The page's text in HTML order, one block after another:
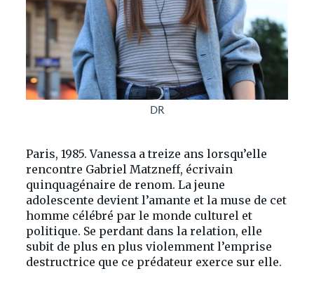
DR
Paris, 1985. Vanessa a treize ans lorsqu’elle
rencontre Gabriel Matzneff, écrivain
quinquagénaire de renom. La jeune
adolescente devient l’amante et la muse de cet
homme célébré par le monde culturel et
politique. Se perdant dans la relation, elle
subit de plus en plus violemment l’emprise
destructrice que ce prédateur exerce sur elle.